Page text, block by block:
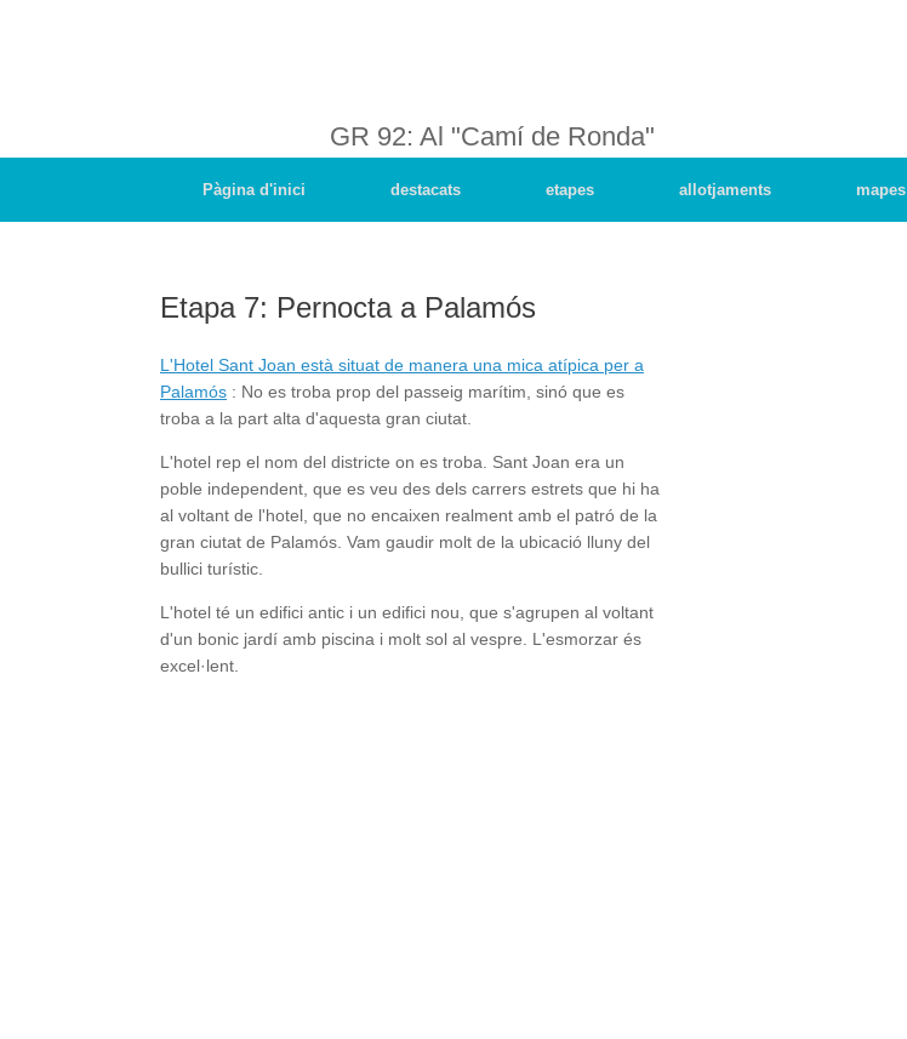
GR 92: Al "Camí de Ronda"
Pàgina d'inici destacats etapes allotjaments mapes
Etapa 7: Pernocta a Palamós
L'Hotel Sant Joan està situat de manera una mica atípica per a
Palamós : No es troba prop del passeig marítim, sinó que es
troba a la part alta d'aquesta gran ciutat.
L'hotel rep el nom del districte on es troba. Sant Joan era un
poble independent, que es veu des dels carrers estrets que hi ha
al voltant de l'hotel, que no encaixen realment amb el patró de la
gran ciutat de Palamós. Vam gaudir molt de la ubicació lluny del
bullici turístic.
L'hotel té un edifici antic i un edifici nou, que s'agrupen al voltant
d'un bonic jardí amb piscina i molt sol al vespre. L'esmorzar és
excel·lent.